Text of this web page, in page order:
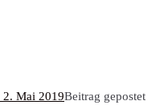
2. Mai 2019Beitrag gepostet